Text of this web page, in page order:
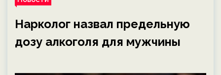
Нарколог назвал предельную
дозу алкоголя для мужчины